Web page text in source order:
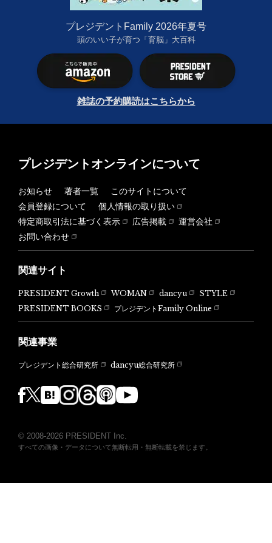
プレジデントFamily 2026年夏号
頭のいい子が育つ「育脳」大百科
雑誌の予約購読はこちらから
プレジデントオンラインについて
お知らせ 著者一覧
このサイトについて
会員登録について
個人情報の取り扱い
特定商取引法に基づく表示
広告掲載
運営会社
お問い合わせ
関連サイト
PRESIDENT Growth WOMAN dancyu
STYLE
PRESIDENT BOOKS
プレジデントFamily Online
関連事業
プレジデント総合研究所 dancyu総合研究所
© 2008-2026 PRESIDENT Inc.
すべての画像・データについて無断転用・無断転載を禁じます。